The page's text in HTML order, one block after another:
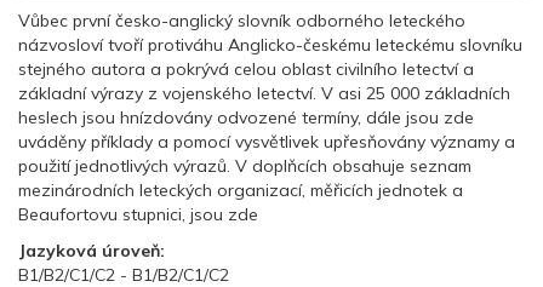
Vůbec první česko-anglický slovník odborného leteckého
názvosloví tvoří protiváhu Anglicko-českému leteckému slovníku
stejného autora a pokrývá celou oblast civilního letectví a
základní výrazy z vojenského letectví. V asi 25 000 základních
heslech jsou hnízdovány odvozené termíny, dále jsou zde
uváděny příklady a pomocí vysvětlivek upřesňovány významy a
použití jednotlivých výrazů. V doplňcích obsahuje seznam
mezinárodních leteckých organizací, měřicích jednotek a
Beaufortovu stupnici, jsou zde
Jazyková úroveň:
B1/B2/C1/C2 - B1/B2/C1/C2